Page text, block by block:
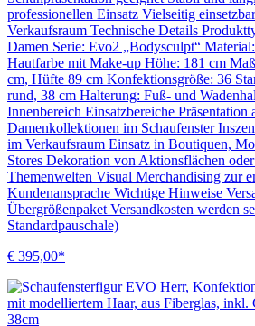
professionellen Einsatz Vielseitig
Verkaufsraum Technische Details
Damen Serie: Evo2 „Bodysculpt“
Hautfarbe mit Make-up Höhe: 181 cm
cm, Hüfte 89 cm Konfektionsgröße: 36
rund, 38 cm Halterung: Fuß- und
Innenbereich Einsatzbereiche Präsentation
Damenkollektionen im Schaufenster
im Verkaufsraum Einsatz in Boutiquen,
Stores Dekoration von Aktionsflächen oder
Themenwelten Visual Merchandising zur
Kundenansprache Wichtige Hinweise
Übergrößenpaket Versandkosten werden
Standardpauschale)
€ 395,00*